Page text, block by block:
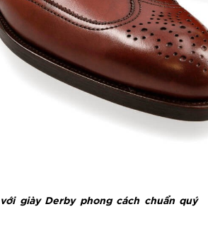
giày Derby phong cách chuẩn quý